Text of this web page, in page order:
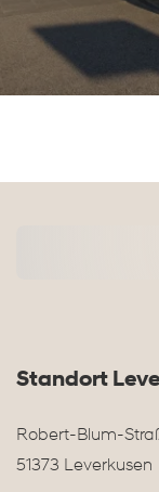
Standort
Robert-Blum-
51373 Leverkusen